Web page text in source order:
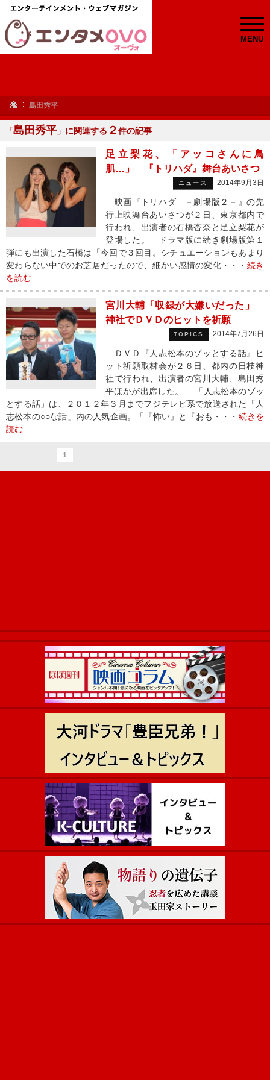
MENU
島田秀平
「島田秀平 」に関連する ２件の記事
足立梨花、「アッコさんに鳥
肌…」 『トリハダ』舞台あいさつ
ニュース 2014年9月3日
映画『トリハダ －劇場版２－』の先
行上映舞台あいさつが２日、東京都内で
行われ、出演者の石橋杏奈と足立梨花が
登場した。 ドラマ版に続き劇場版第１
弾にも出演した石橋は「今回で３回目。シチュエーションもあまり
変わらない中でのお芝居だったので、細かい感情の変化・・・ 続き
を読む
宮川大輔「収録が大嫌いだった」
神社でＤＶＤのヒットを祈願
TOPICS 2014年7月26日
ＤＶＤ『人志松本のゾッとする話』ヒ
ット祈願取材会が２６日、都内の日枝神
社で行われ、出演者の宮川大輔、島田秀
平ほかが出席した。 「人志松本のゾッ
とする話」は、２０１２年３月までフジテレビ系で放送された「人
志松本の○○な話」内の人気企画。「『怖い』と『おも・・・ 続きを
読む
1